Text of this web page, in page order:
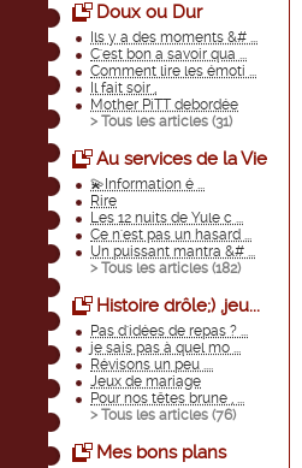
Doux ou Dur
Ils y a des moments &# ...
C'est bon a savoir qua ...
Comment lire les émoti ...
Il fait soir ,
Mother PiTT debordée
> Tous les articles (31)
Au services de la Vie
💫Information é ...
Rire
Les 12 nuits de Yule c ...
Ce n'est pas un hasard ...
Un puissant mantra &# ...
> Tous les articles (182)
Histoire drôle;) ,jeu...
Pas d'idées de repas ? ...
je sais pas à quel mo ...
Révisons un peu ....
Jeux de mariage
Pour nos têtes brune , ...
> Tous les articles (76)
Mes bons plans